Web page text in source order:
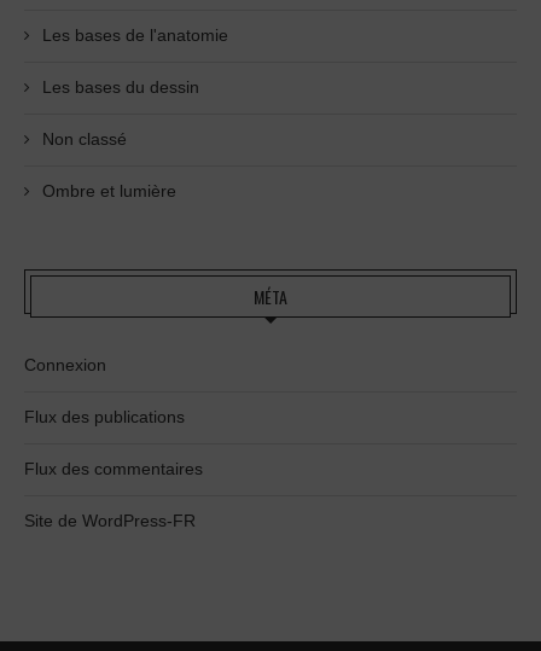
Les bases de l'anatomie
Les bases du dessin
Non classé
Ombre et lumière
MÉTA
Connexion
Flux des publications
Flux des commentaires
Site de WordPress-FR